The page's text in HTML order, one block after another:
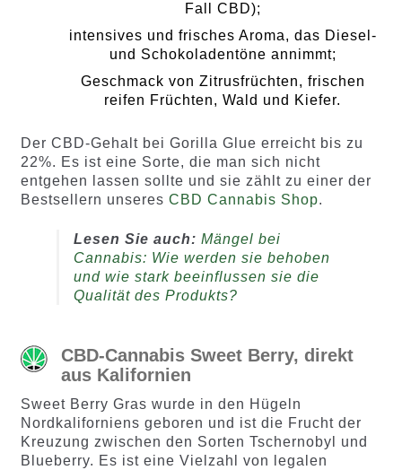
Fall CBD);
intensives und frisches Aroma, das Diesel-
und Schokoladentöne annimmt;
Geschmack von Zitrusfrüchten, frischen
reifen Früchten, Wald und Kiefer.
Der CBD-Gehalt bei Gorilla Glue erreicht bis zu
22%. Es ist eine Sorte, die man sich nicht
entgehen lassen sollte und sie zählt zu einer der
Bestsellern unseres CBD Cannabis Shop.
Lesen Sie auch: Mängel bei
Cannabis: Wie werden sie behoben
und wie stark beeinflussen sie die
Qualität des Produkts?
CBD-Cannabis Sweet Berry, direkt
aus Kalifornien
Sweet Berry Gras wurde in den Hügeln
Nordkaliforniens geboren und ist die Frucht der
Kreuzung zwischen den Sorten Tschernobyl und
Blueberry. Es ist eine Vielzahl von legalen